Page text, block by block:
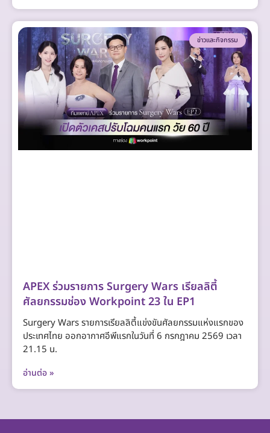
ข่าวและกิจกรรม
APEX ร่วมรายการ Surgery Wars เรียลลิตี้
ศัลยกรรมช่อง Workpoint 23 ใน EP1
Surgery Wars รายการเรียลลิตี้แข่งขันศัลยกรรมแห่งแรกของ
ประเทศไทย ออกอากาศอีพีแรกในวันที่ 6 กรกฎาคม 2569 เวลา
21.15 น.
อ่านต่อ »